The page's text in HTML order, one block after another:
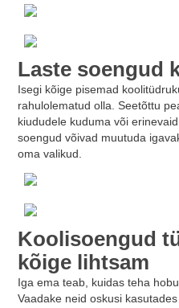
Laste soengud
Isegi kõige pisemad
rahulolematud olla. Seetõttu
kiududele kuduma või
soengud võivad muutuda
oma valikud.
Koolisoengud
kõige lihtsam
Iga ema teab, kuidas teha
Vaadake neid oskusi